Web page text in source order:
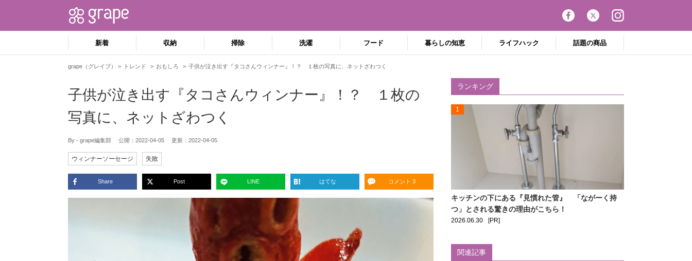
新着 収納 掃除 洗濯 フード 暮らしの知恵 ライフハック 話題の商品
grape（グレイプ） トレンド おもしろ 子供が泣き出す『タコさんウィンナー』！？ １枚の写真に、ネットざわつく
子供が泣き出す『タコさんウィンナー』！？ １枚の
写真に、ネットざわつく
By - grape編集部 公開： 2022-04-05 更新： 2022-04-05
ウィンナーソーセージ 失敗
Share Post LINE はてな コメント 3
ランキング
1
キッチンの下にある『見慣れた管』 「ながーく持
つ」とされる驚きの理由がこちら！
2026.06.30 [PR]
関連記事